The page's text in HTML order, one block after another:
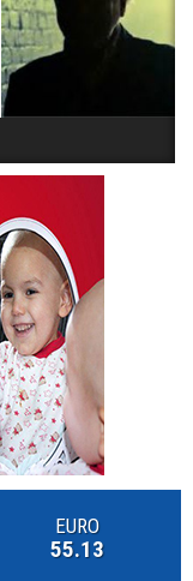
EURO
55.13